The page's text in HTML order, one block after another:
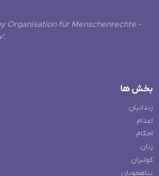
Organisation für Menschenrechte -
بخش ها
زندانیان
اعدام
احکام
زنان
کولبران
پناهجویان